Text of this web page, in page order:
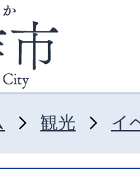
観光 イ